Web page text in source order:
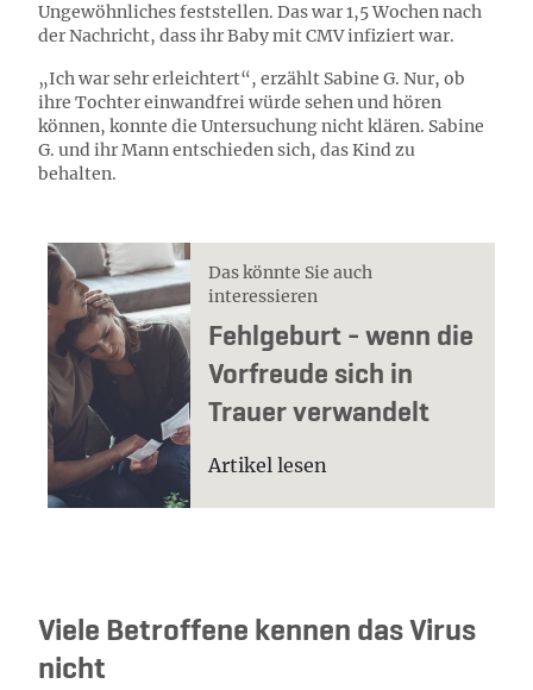
Ungewöhnliches feststellen. Das war 1,5 Wochen nach
der Nachricht, dass ihr Baby mit CMV infiziert war.
„Ich war sehr erleichtert“, erzählt Sabine G. Nur, ob
ihre Tochter einwandfrei würde sehen und hören
können, konnte die Untersuchung nicht klären. Sabine
G. und ihr Mann entschieden sich, das Kind zu
behalten.
Das könnte Sie auch
interessieren
Fehlgeburt - wenn die
Vorfreude sich in
Trauer verwandelt
Artikel lesen
Viele Betroffene kennen das Virus
nicht